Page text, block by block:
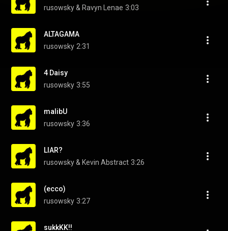
rusowsky & Ravyn Lenae 3:03
ALTAGAMA
rusowsky 2:31
4 Daisy
rusowsky 3:55
malibU
rusowsky 3:36
LIAR?
rusowsky & Kevin Abstract 3:26
(ecco)
rusowsky 3:27
sukkKK!!